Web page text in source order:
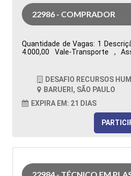
22986 - COMPRADOR
Quantidade de Vagas: 1
4.000,00 Vale-Transporte ,
feira, das 07h00 às 16h48.
cursando Administração
Conhecimento no sistema
contratação: CLT Cidade:
Atuação: Compras Período:
Características
DESAFIO RECURSOS
BARUERI, SÃO PAULO
EXPIRA EM: 21 DIAS